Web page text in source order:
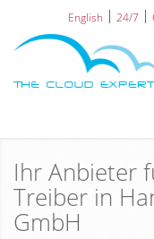
English 24/7
Ihr Anbieter
Treiber in
GmbH